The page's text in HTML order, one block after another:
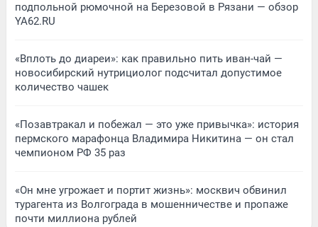
подпольной рюмочной на Березовой в Рязани — обзор
YA62.RU
«Вплоть до диареи»: как правильно пить иван-чай —
новосибирский нутрициолог подсчитал допустимое
количество чашек
«Позавтракал и побежал — это уже привычка»: история
пермского марафонца Владимира Никитина — он стал
чемпионом РФ 35 раз
«Он мне угрожает и портит жизнь»: москвич обвинил
турагента из Волгограда в мошенничестве и пропаже
почти миллиона рублей